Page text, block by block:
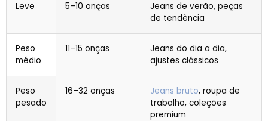
Leve 5–10 onças
Jeans de verão, peças
de tendência
Peso
médio
11–15 onças
Jeans do dia a dia,
ajustes clássicos
Peso
pesado
16–32 onças Jeans bruto, roupa de
trabalho, coleções
premium